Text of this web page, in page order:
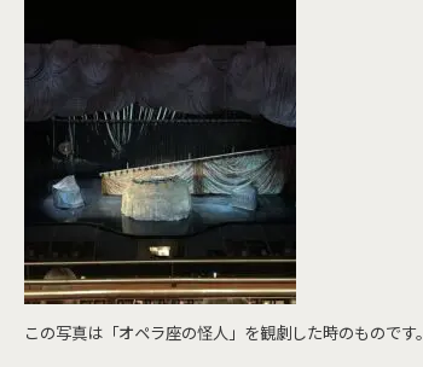
この写真は「オペラ座の怪人」を観劇した時のものです。